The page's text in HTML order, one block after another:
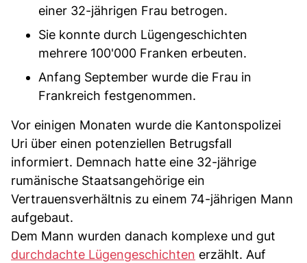
einer 32-jährigen Frau betrogen.
Sie konnte durch Lügengeschichten
mehrere 100'000 Franken erbeuten.
Anfang September wurde die Frau in
Frankreich festgenommen.
Vor einigen Monaten wurde die Kantonspolizei
Uri über einen potenziellen Betrugsfall
informiert. Demnach hatte eine 32-jährige
rumänische Staatsangehörige ein
Vertrauensverhältnis zu einem 74-jährigen Mann
aufgebaut.
Dem Mann wurden danach komplexe und gut
durchdachte Lügengeschichten erzählt. Auf